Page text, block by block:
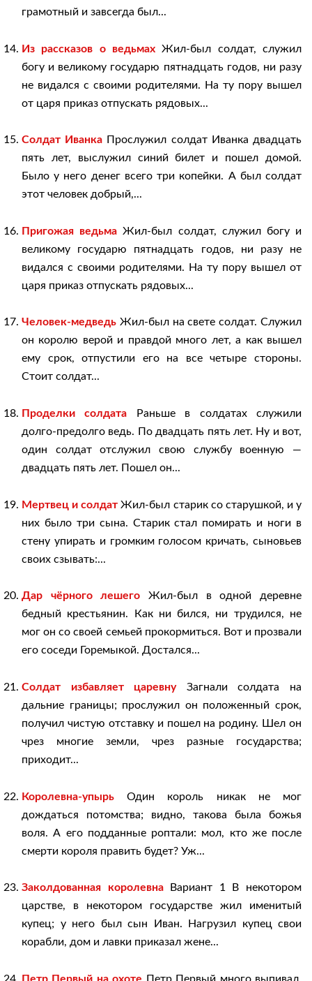
грамотный и завсегда был...
Из рассказов о ведьмах Жил-был солдат, служил
богу и великому государю пятнадцать годов, ни разу
не видался с своими родителями. На ту пору вышел
от царя приказ отпускать рядовых...
Солдат Иванка Прослужил солдат Иванка двадцать
пять лет, выслужил синий билет и пошел домой.
Было у него денег всего три копейки. А был солдат
этот человек добрый,...
Пригожая ведьма Жил-был солдат, служил богу и
великому государю пятнадцать годов, ни разу не
видался с своими родителями. На ту пору вышел от
царя приказ отпускать рядовых...
Человек-медведь Жил-был на свете солдат. Служил
он королю верой и правдой много лет, а как вышел
ему срок, отпустили его на все четыре стороны.
Стоит солдат...
Проделки солдата Раньше в солдатах служили
долго-предолго ведь. По двадцать пять лет. Ну и вот,
один солдат отслужил свою службу военную —
двадцать пять лет. Пошел он...
Мертвец и солдат Жил-был старик со старушкой, и у
них было три сына. Старик стал помирать и ноги в
стену упирать и громким голосом кричать, сыновьев
своих сзывать:...
Дар чёрного лешего Жил-был в одной деревне
бедный крестьянин. Как ни бился, ни трудился, не
мог он со своей семьей прокормиться. Вот и прозвали
его соседи Горемыкой. Достался...
Солдат избавляет царевнуЗагнали солдата на
дальние границы; прослужил он положенный срок,
получил чистую отставку и пошел на родину. Шел он
чрез многие земли, чрез разные государства;
приходит...
Королевна-упырь Один король никак не мог
дождаться потомства; видно, такова была божья
воля. А его подданные роптали: мол, кто же после
смерти короля править будет? Уж...
Заколдованная королевнаВариант 1 В некотором
царстве, в некотором государстве жил именитый
купец; у него был сын Иван. Нагрузил купец свои
корабли, дом и лавки приказал жене...